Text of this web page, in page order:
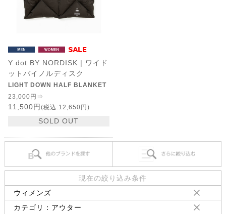
Y dot BY NORDISK | ワイド
ットバイノルディスク
LIGHT DOWN HALF BLANKET
23,000円⇒
11,500円 (税込:12,650円)
SOLD OUT
現在の絞り込み条件
ウィメンズ
カテゴリ：アウター